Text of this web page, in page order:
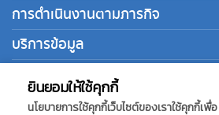
ยินยอมให้ใช้คุกกี้
นโยบายการใช้คุกกี้เว็บไซต์ของเราใช้คุกกี้เ
การดำเนินงานตามภารกิจ
บริการข้อมูล